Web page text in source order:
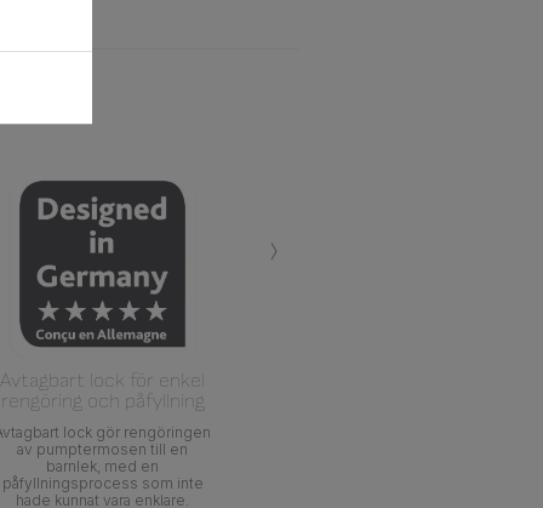
Avtagbart lock för enkel
rengöring och påfyllning
lock gör rengöringen
av pumptermosen till en
barnlek, med en
påfyllningsprocess som inte
hade kunnat vara enklare.
›